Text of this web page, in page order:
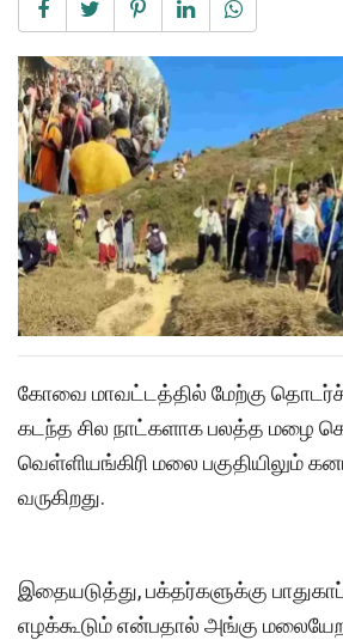
கோவை மாவட்டத்தில் மேற்கு
கடந்த சில நாட்களாக பலத்த மழை
வெள்ளியங்கிரி மலை பகுதியிலும்
வருகிறது.
இதையடுத்து, பக்தர்களுக்கு
எழக்கூடும் என்பதால் அங்கு